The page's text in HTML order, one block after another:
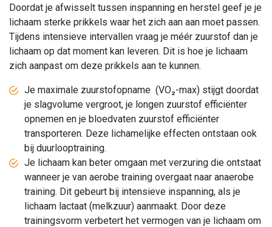
Doordat je afwisselt tussen inspanning en herstel geef je je
lichaam sterke prikkels waar het zich aan aan moet passen.
Tijdens intensieve intervallen vraag je méér zuurstof dan je
lichaam op dat moment kan leveren. Dit is hoe je lichaam
zich aanpast om deze prikkels aan te kunnen.
Je maximale zuurstofopname (VO₂-max) stijgt doordat
je slagvolume vergroot, je longen zuurstof efficiënter
opnemen en je bloedvaten zuurstof efficiënter
transporteren. Deze lichamelijke effecten ontstaan ook
bij duurlooptraining.
Je lichaam kan beter omgaan met verzuring die ontstaat
wanneer je van aerobe training overgaat naar anaerobe
training. Dit gebeurt bij intensieve inspanning, als je
lichaam lactaat (melkzuur) aanmaakt. Door deze
trainingsvorm verbetert het vermogen van je lichaam om